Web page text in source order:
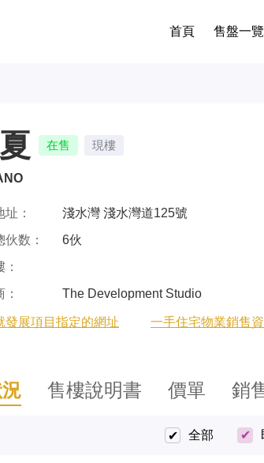
首頁 售盤一覽
在售 現樓
： 淺水灣 淺水灣道125號
数：
6伙
The Development Studio
發展項目指定的網址 一手住宅物業銷售
售樓說明書 價單 銷
全部